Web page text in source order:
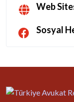
Web
Sosyal